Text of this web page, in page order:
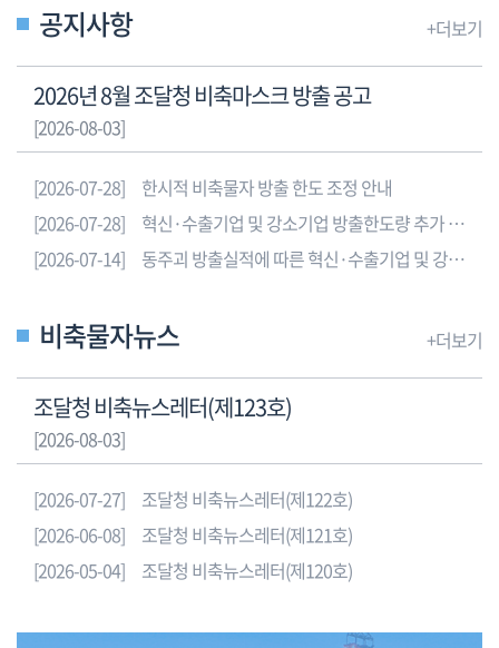
속
거
래
소
국
제
가
격
표
로
알
늄,
아
연,
니
켈,
주
석,
구
공지사항
2026년 8월 조달청 비축마스크 방출 공고
[2026-08-03]
[2026-07-28]
한시적 비축물자 방출 한도 조정 안내
[2026-07-28]
혁신·수출기업 및 강소기업 방출한도량 추가 배정 감축 조정 알림
[2026-07-14]
동주괴 방출실적에 따른 혁신·수출기업 및 강소기업 방출중단 안내(개별업체 및 조합 신청 가능)
+더보기
비축물자뉴스
조달청 비축뉴스레터(제123호)
[2026-08-03]
[2026-07-27]
조달청 비축뉴스레터(제122호)
[2026-06-08]
조달청 비축뉴스레터(제121호)
[2026-05-04]
조달청 비축뉴스레터(제120호)
+더보기